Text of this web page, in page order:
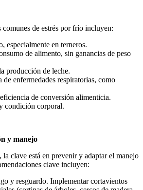
comunes de estrés por frío incluyen:
especialmente en terneros.
de alimento, sin ganancias de peso
producción de leche.
enfermedades respiratorias, como
de conversión alimenticia.
condición corporal.
y manejo
la clave está en prevenir y adaptar el manejo
clave incluyen:
y resguardo. Implementar cortavientos